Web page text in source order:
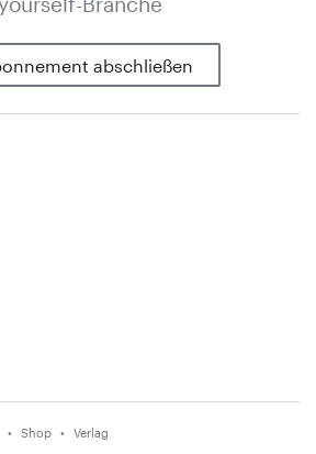
abschließen
Shop Verlag